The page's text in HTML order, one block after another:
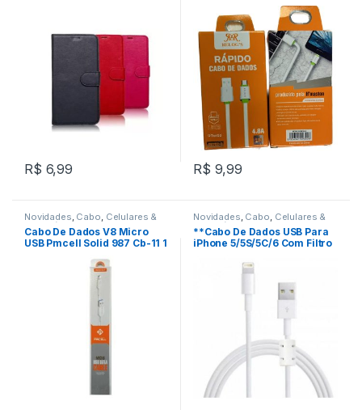
R$ 6,99 R$ 9,99
Novidades Cabo Celulares &
Acessórios
Cabo De Dados V8 Micro
USB Pmcell Solid 987 Cb-11 1
Novidades Cabo Celulares &
Acessórios
**Cabo De Dados USB Para
iPhone 5/5S/5C/6 Com Filtro